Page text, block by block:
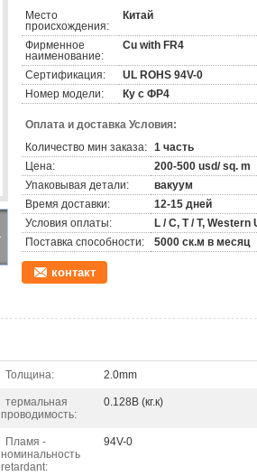
Место
происхождения:
Китай
Фирменное
наименование:
Cu with FR4
Сертификация:
UL ROHS 94V-0
Номер модели:
Ку с ФР4
Оплата и доставка Условия:
Количество мин заказа: 1 часть
Цена:
200-500 usd/ sq. m
Упаковывая детали:
вакуум
Время доставки:
12-15 дней
Условия оплаты:
L / C, T / T, Western
Поставка способности:
5000 ск.м в месяц
контакт
Толщина: 2.0mm
термальная
проводимость:
0.128В (кг.к)
Пламя -
номинальность
retardant:
94V-0